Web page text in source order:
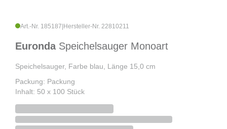
Art.-Nr. 185187 Hersteller-Nr. 22810211
Euronda Speichelsauger Monoart
Speichelsauger, Farbe blau, Länge 15,0 cm
Packung: Packung
Inhalt: 50 x 100 Stück